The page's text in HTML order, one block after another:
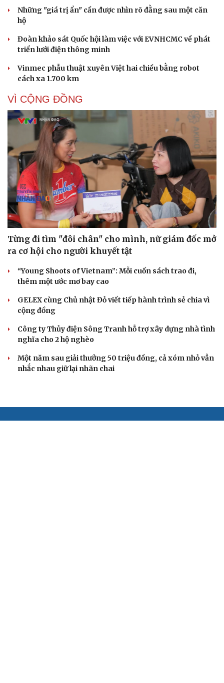
Những "giá trị ẩn" cần được nhìn rõ đằng sau một căn
hộ
Đoàn khảo sát Quốc hội làm việc với EVNHCMC về phát
triển lưới điện thông minh
Vinmec phẫu thuật xuyên Việt hai chiều bằng robot
cách xa 1.700 km
VÌ CỘNG ĐỒNG
Từng đi tìm "đôi chân" cho mình, nữ giám đốc mở
ra cơ hội cho người khuyết tật
“Young Shoots of Vietnam”: Mỗi cuốn sách trao đi,
thêm một ước mơ bay cao
GELEX cùng Chủ nhật Đỏ viết tiếp hành trình sẻ chia vì
cộng đồng
Công ty Thủy điện Sông Tranh hỗ trợ xây dựng nhà tình
nghĩa cho 2 hộ nghèo
Một năm sau giải thưởng 50 triệu đồng, cả xóm nhỏ vẫn
nhắc nhau giữ lại nhãn chai